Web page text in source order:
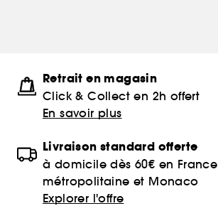
Retrait en magasin
Click & Collect en 2h offert
En savoir plus
Livraison standard offerte
à domicile dès 60€ en France
métropolitaine et Monaco
Explorer l'offre